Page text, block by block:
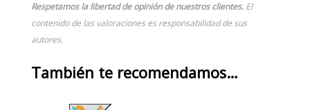
Respetamos la libertad de opinión de nuestros clientes. El
contenido de las valoraciones es responsabilidad de sus
autores.
También te recomendamos…